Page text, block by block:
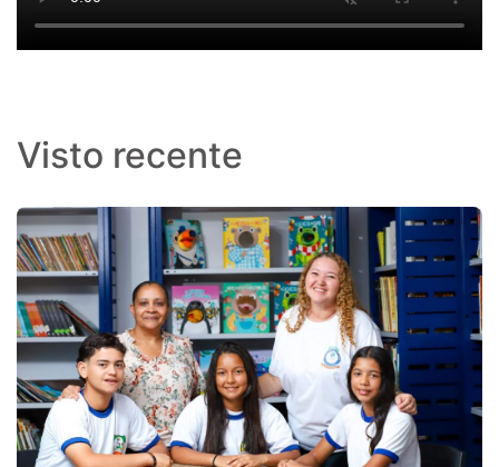
Visto recente